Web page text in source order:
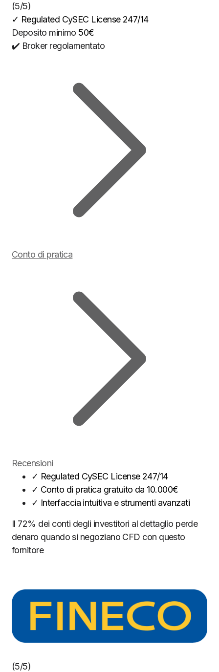
(5/5)
✓ Regulated CySEC License 247/14
Deposito minimo 50€
✔️ Broker regolamentato
Conto di pratica
Recensioni
✓ Regulated CySEC License 247/14
✓ Conto di pratica gratuito da 10.000€
✓ Interfaccia intuitiva e strumenti avanzati
Il 72% dei conti degli investitori al dettaglio perde
denaro quando si negoziano CFD con questo
fornitore
(5/5)